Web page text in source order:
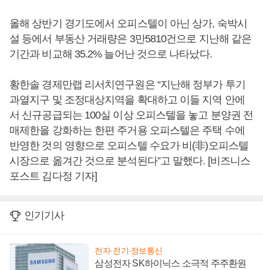
올해 상반기 경기도에서 오피스텔이 아닌 상가, 숙박시
설 등에서 부동산 거래량은 3만5810건으로 지난해 같은
기간과 비교해 35.2% 늘어난 것으로 나타났다.
황한솔 경제만랩 리서치연구원은 “지난해 정부가 투기
과열지구 및 조정대상지역을 확대하고 이들 지역 안에
서 신규공급되는 100실 이상 오피스텔을 놓고 분양권 전
매제한을 강화하는 한편 주거용 오피스텔은 주택 수에
반영한 것의 영향으로 오피스텔 수요가 비(非)오피스텔
시장으로 옮겨간 것으로 분석된다”고 말했다. [비즈니스
포스트 김다정 기자]
인기기사
전자·전기·정보통신
삼성전자 SK하이닉스 소극적 주주환원